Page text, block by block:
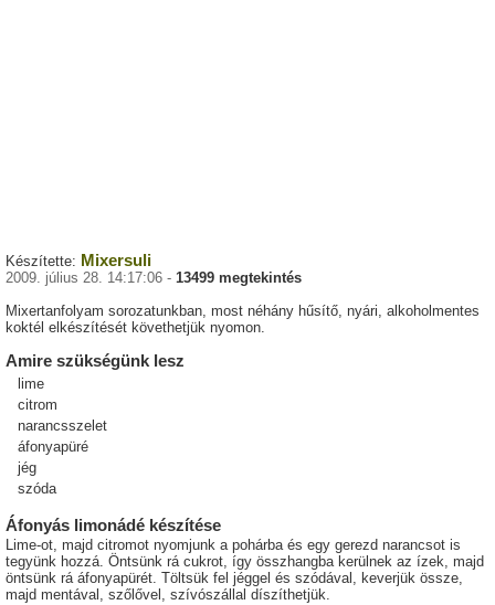
Készítette: Mixersuli
2009. július 28. 14:17:06 - 13499 megtekintés
Mixertanfolyam sorozatunkban, most néhány hűsítő, nyári, alkoholmentes
koktél elkészítését követhetjük nyomon.
Amire szükségünk lesz
lime
citrom
narancsszelet
áfonyapüré
jég
szóda
Áfonyás limonádé készítése
Lime-ot, majd citromot nyomjunk a pohárba és egy gerezd narancsot is
tegyünk hozzá. Öntsünk rá cukrot, így összhangba kerülnek az ízek, majd
öntsünk rá áfonyapürét. Töltsük fel jéggel és szódával, keverjük össze,
majd mentával, szőlővel, szívószállal díszíthetjük.